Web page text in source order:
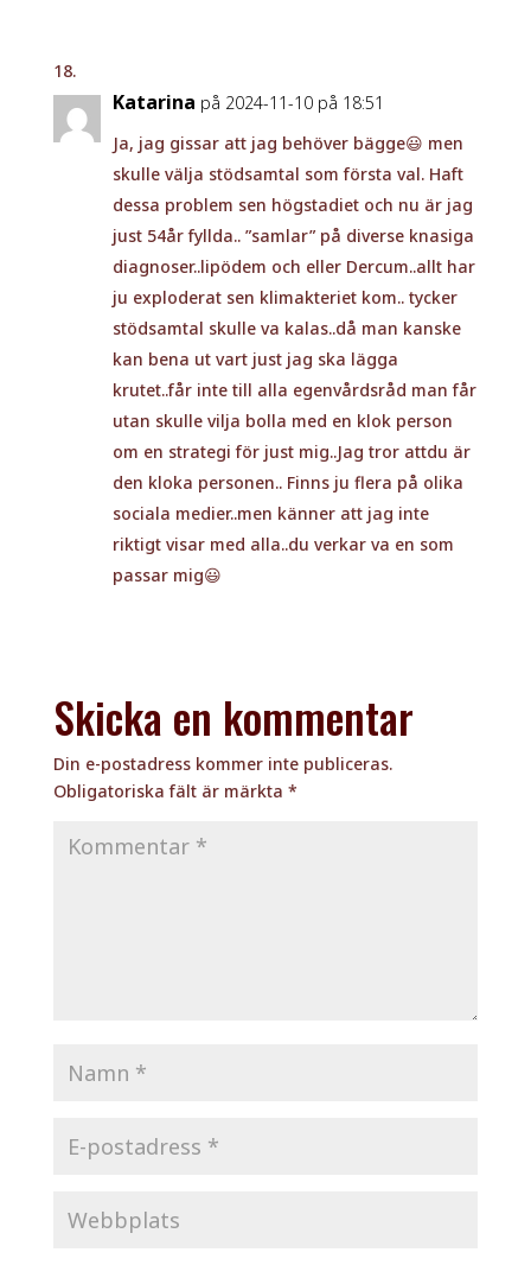
Katarina på 2024-11-10 på 18:51
Ja, jag gissar att jag behöver bägge😃 men
skulle välja stödsamtal som första val. Haft
dessa problem sen högstadiet och nu är jag
just 54år fyllda.. ”samlar” på diverse knasiga
diagnoser..lipödem och eller Dercum..allt har
ju exploderat sen klimakteriet kom.. tycker
stödsamtal skulle va kalas..då man kanske
kan bena ut vart just jag ska lägga
krutet..får inte till alla egenvårdsråd man får
utan skulle vilja bolla med en klok person
om en strategi för just mig..Jag tror attdu är
den kloka personen.. Finns ju flera på olika
sociala medier..men känner att jag inte
riktigt visar med alla..du verkar va en som
passar mig😃
Skicka en kommentar
Din e-postadress kommer inte publiceras.
Obligatoriska fält är märkta *